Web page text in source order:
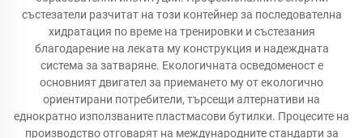
състезатели разчитат на този контейнер за последователна
хидратация по време на тренировки и състезания
благодарение на леката му конструкция и надеждната
система за затваряне. Екологичната осведоменост е
основният двигател за приемането му от екологично
ориентирани потребители, търсещи алтернативи на
еднократно използваните пластмасови бутилки. Процесите на
производство отговарят на международните стандарти за